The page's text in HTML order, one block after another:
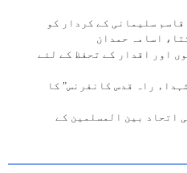
قاسم سلیمانی کے کردار کو
اسامہ حمدان
اور اقدار کے تحفظ کے لئے
راہ قدس کانفرنس" کا
اتحاد بین المسلمین کے